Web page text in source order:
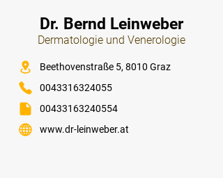
Dr. Bernd Leinweber
Dermatologie und Venerologie
Beethovenstraße 5, 8010 Graz
0043316324055
00433163240554
www.dr-leinweber.at